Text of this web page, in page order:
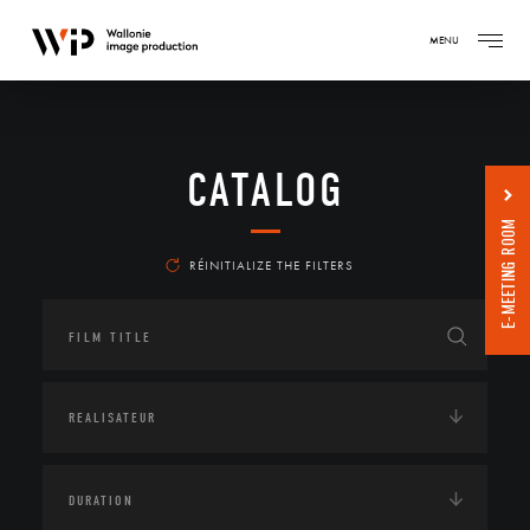
MENU
CATALOG
RÉINITIALIZE THE FILTERS E-MEETING ROOM